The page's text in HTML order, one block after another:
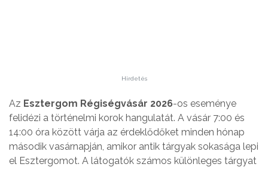
Hirdetés
Az Esztergom Régiségvásár 2026-os eseménye
felidézi a történelmi korok hangulatát. A vásár 7:00 és
14:00 óra között várja az érdeklődőket minden hónap
második vasárnapján, amikor antik tárgyak sokasága lepi
el Esztergomot. A látogatók számos különleges tárgyat